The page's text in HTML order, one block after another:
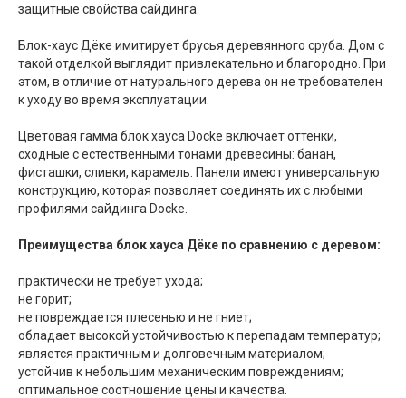
защитные свойства сайдинга.
Блок-хаус Дёке имитирует брусья деревянного сруба. Дом с
такой отделкой выглядит привлекательно и благородно. При
этом, в отличие от натурального дерева он не требователен
к уходу во время эксплуатации.
Цветовая гамма блок хауса Docke включает оттенки,
сходные с естественными тонами древесины: банан,
фисташки, сливки, карамель. Панели имеют универсальную
конструкцию, которая позволяет соединять их с любыми
профилями сайдинга Docke.
Преимущества блок хауса Дёке по сравнению с деревом:
практически не требует ухода;
не горит;
не повреждается плесенью и не гниет;
обладает высокой устойчивостью к перепадам температур;
является практичным и долговечным материалом;
устойчив к небольшим механическим повреждениям;
оптимальное соотношение цены и качества.